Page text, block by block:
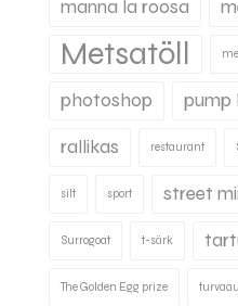
manna la roosa
Metsatöll
photoshop pump
rallikas restaurant
silt sport street
Surrogoat t-särk
The Golden Egg prize